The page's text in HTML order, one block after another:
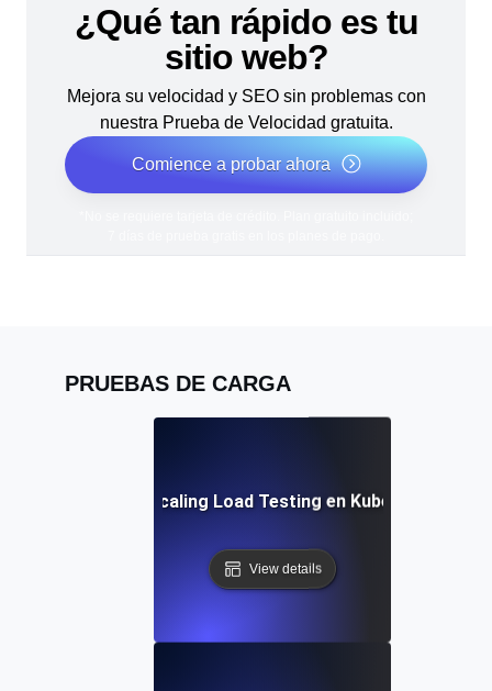
¿Qué tan rápido es tu
sitio web?
Mejora su velocidad y SEO sin problemas con
nuestra Prueba de Velocidad gratuita.
Comience a probar ahora
PRUEBAS DE CARGA
Auto-Scaling Load Testing en Kubernetes
View details